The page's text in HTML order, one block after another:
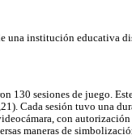
una institución educativa
130 sesiones de juego.
Cada sesión tuvo una
con
maneras de